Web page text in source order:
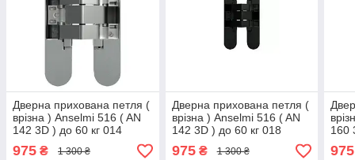
Дверна прихована петля (
врізна ) Anselmi 516 ( AN
142 3D ) до 60 кг 014
Хром матовий
975 ₴ 1 300 ₴
Дверна прихована петля (
врізна ) Anselmi 516 ( AN
142 3D ) до 60 кг 018
Чорний матовий
975₴ 1 300 ₴
160
975